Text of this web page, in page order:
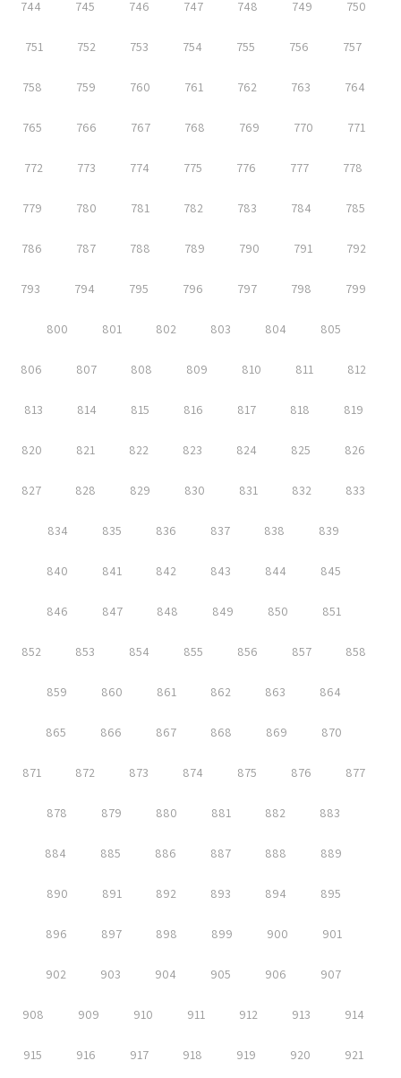
744 745 746 747 748 749 750
751 752 753 754 755 756 757
758 759 760 761 762 763 764
765 766 767 768 769 770 771
772 773 774 775 776 777 778
779 780 781 782 783 784 785
786 787 788 789 790 791 792
793 794 795 796 797 798 799
800 801 802 803 804 805
806 807 808 809 810 811 812
813 814 815 816 817 818 819
820 821 822 823 824 825 826
827 828 829 830 831 832 833
834 835 836 837 838 839
840 841 842 843 844 845
846 847 848 849 850 851
852 853 854 855 856 857 858
859 860 861 862 863 864
865 866 867 868 869 870
871 872 873 874 875 876 877
878 879 880 881 882 883
884 885 886 887 888 889
890 891 892 893 894 895
896 897 898 899 900 901
902 903 904 905 906 907
908 909 910 911 912 913 914
915 916 917 918 919 920 921